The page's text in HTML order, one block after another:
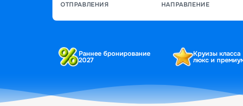
ОТПРАВЛЕНИЯ НАПРАВЛЕНИЕ
Раннее бронирование
2027
Круизы класса
люкс и